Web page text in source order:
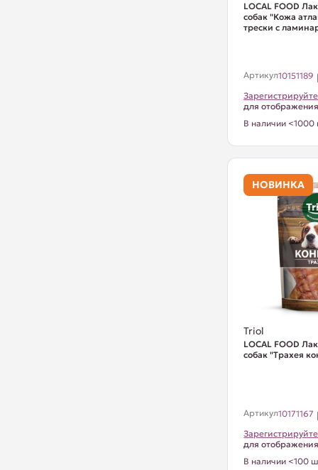
LOCAL FOOD
собак "Кожа
трески с
Артикул10151189
для
В наличии <1000
НОВИНКА
Triol
LOCAL FOOD
собак "Трахея
Артикул10171167
для
В наличии <100